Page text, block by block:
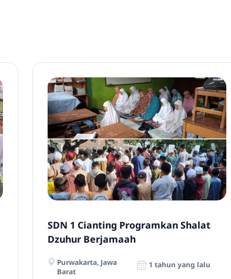
SDN 1 Cianting Programkan Shalat
Dzuhur Berjamaah
Purwakarta, Jawa
Barat
1 tahun yang lalu